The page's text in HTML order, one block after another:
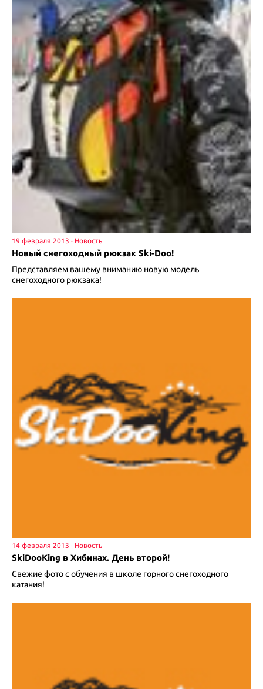
19 февраля 2013
Новый снегоходный рюкзак Ski-Doo!
Представляем вашему вниманию новую модель
снегоходного рюкзака!
14 февраля 2013
SkiDooKing в Хибинах. День второй!
Свежие фото с обучения в школе горного снегоходного
катания!